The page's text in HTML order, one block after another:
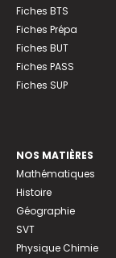
Fiches BTS
Fiches Prépa
Fiches BUT
Fiches PASS
Fiches SUP
NOS MATIÈRES
Mathématiques
Histoire
Géographie
SVT
Physique Chimie